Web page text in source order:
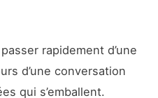
rapidement d’une
d’une conversation
qui s’emballent.